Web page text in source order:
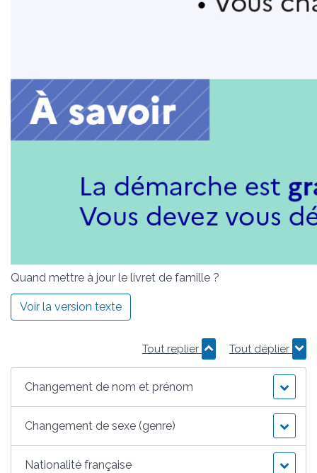
Quand mettre à jour le livret de famille ?
Voir la version texte
Tout replier Tout déplier
Changement de nom et prénom
Changement de sexe (genre)
Nationalité française